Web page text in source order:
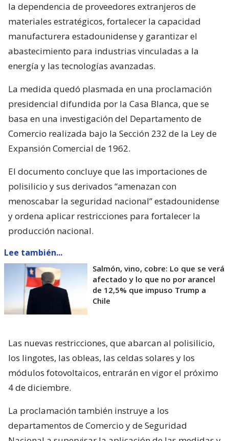
la dependencia de proveedores extranjeros de
materiales estratégicos, fortalecer la capacidad
manufacturera estadounidense y garantizar el
abastecimiento para industrias vinculadas a la
energía y las tecnologías avanzadas.
La medida quedó plasmada en una proclamación
presidencial difundida por la Casa Blanca, que se
basa en una investigación del Departamento de
Comercio realizada bajo la Sección 232 de la Ley de
Expansión Comercial de 1962.
El documento concluye que las importaciones de
polisilicio y sus derivados “amenazan con
menoscabar la seguridad nacional” estadounidense
y ordena aplicar restricciones para fortalecer la
producción nacional.
Lee también...
Salmón, vino, cobre: Lo que se verá
afectado y lo que no por arancel
de 12,5% que impuso Trump a
Chile
Las nuevas restricciones, que abarcan al polisilicio,
los lingotes, las obleas, las celdas solares y los
módulos fotovoltaicos, entrarán en vigor el próximo
4 de diciembre.
La proclamación también instruye a los
departamentos de Comercio y de Seguridad